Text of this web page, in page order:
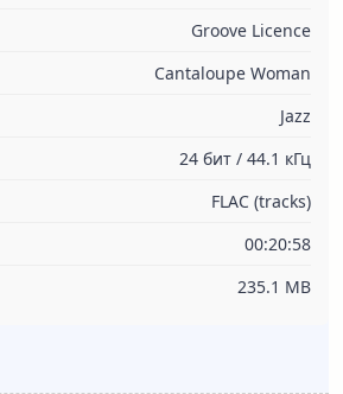
Groove Licence
Cantaloupe Woman
Jazz
24 бит / 44.1 кГц
FLAC (tracks)
00:20:58
235.1 MB